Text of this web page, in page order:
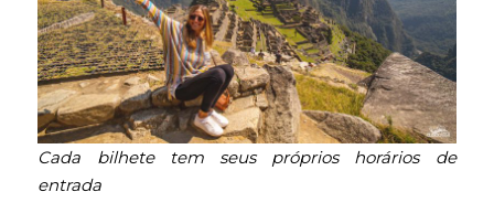
Cada bilhete tem seus próprios horários de
entrada